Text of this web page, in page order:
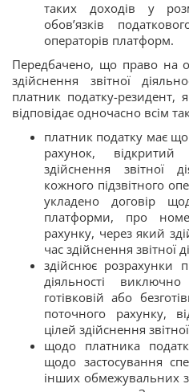
таких доходів у
обов’язків
операторів платформ.
Передбачено, що право на
здійснення звітної
платник податку-резидент,
відповідає одночасно всім
платник податку має
рахунок,
здійснення звітної
кожного підзвітного
укладено договір
платформи, про
рахунку, через який
час здійснення звітної
здійснює розрахунки
діяльності
готівковій або
поточного рахунку,
цілей здійснення
щодо платника
щодо застосування
інших обмежувальних